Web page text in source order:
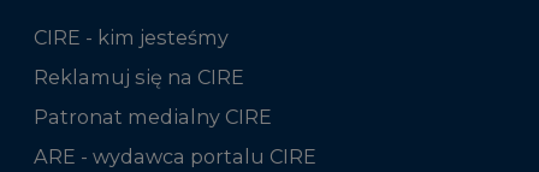
CIRE - kim jesteśmy
Reklamuj się na CIRE
Patronat medialny CIRE
ARE - wydawca portalu CIRE